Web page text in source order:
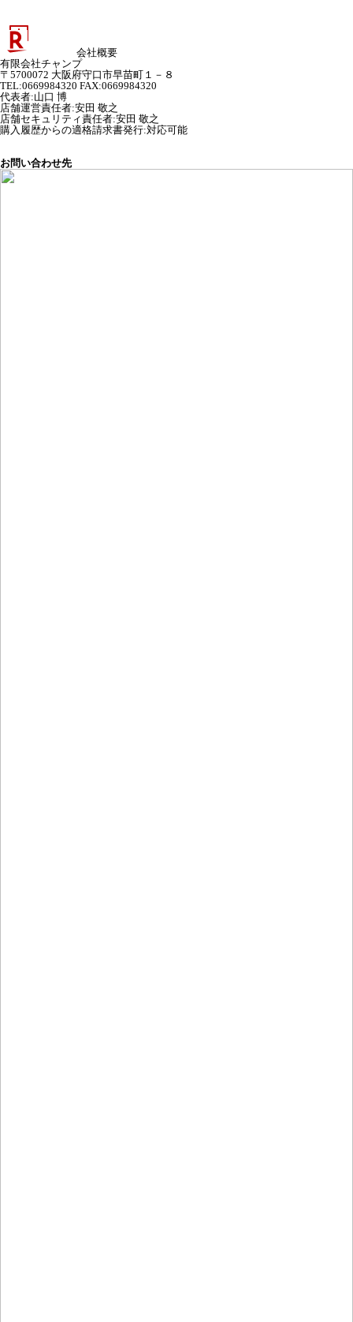
会社概要
有限会社チャンプ
〒5700072 大阪府守口市早苗町１－８
TEL:0669984320 FAX:0669984320
代表者:山口 博
店舗運営責任者:安田 敬之
店舗セキュリティ責任者:安田 敬之
購入履歴からの適格請求書発行:対応可能
お問い合わせ先